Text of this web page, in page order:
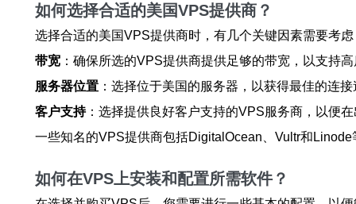
如何选择合适的美国VPS提供商？
选择合适的美国VPS提供商时，有几个关键因素需要考虑
带宽 ：确保所选的VPS提供商提供足够的带宽，以支持
服务器位置 ：选择位于美国的服务器，以获得最佳的连
客户支持：选择提供良好客户支持的VPS服务商，以便
一些知名的VPS提供商包括DigitalOcean、Vultr和
如何在VPS上安装和配置所需软件？